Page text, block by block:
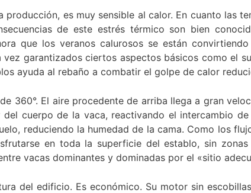
producción, es muy sensible al calor. En cuanto las
de este estrés térmico son bien
que los veranos calurosos se están
garantizados ciertos aspectos básicos como el
ayuda al rebaño a combatir el golpe de calor
360°. El aire procedente de arriba llega a gran
cuerpo de la vaca, reactivando el intercambio
reduciendo la humedad de la cama. Como los
en toda la superficie del establo, sin
vacas dominantes y dominadas por el «sitio
del edificio. Es económico. Su motor sin